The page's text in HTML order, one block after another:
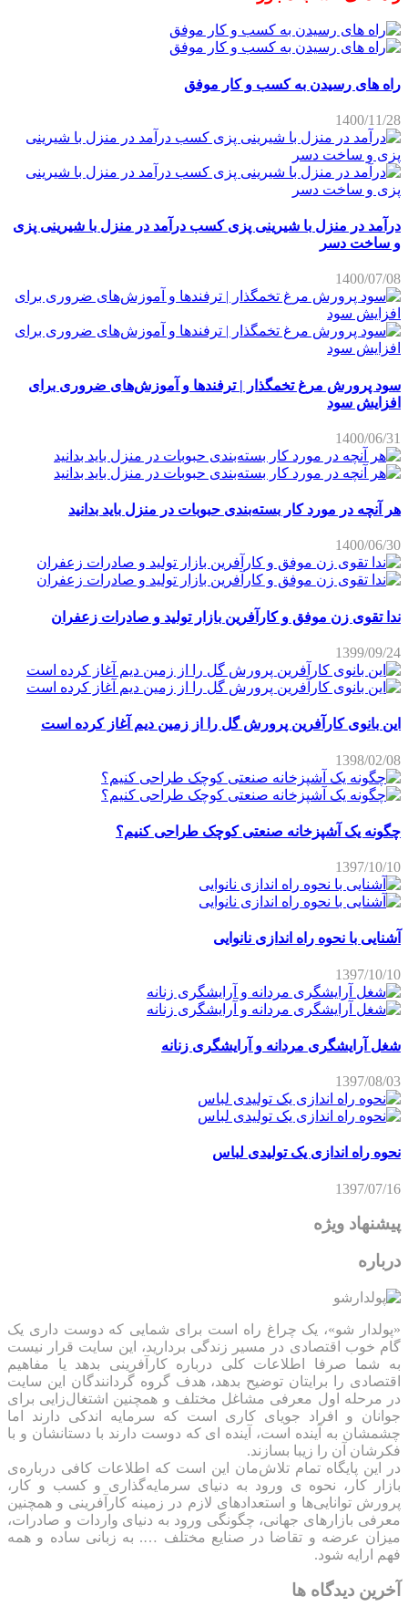
راه های رسیدن به کسب و کار موفق
1400/11/28
درآمد در منزل با شیرینی پزی کسب درآمد در منزل با شیرینی پزی
و ساخت دسر
1400/07/08
سود پرورش مرغ تخمگذار | ترفندها و آموزش‌های ضروری برای
افزایش سود
1400/06/31
هر آنچه در مورد کار بسته‌بندی حبوبات در منزل باید بدانید
1400/06/30
ندا تقوی زن موفق و کارآفرین بازار تولید و صادرات زعفران
1399/09/24
این بانوی کارآفرین پرورش گل را از زمین دیم آغاز کرده است
1398/02/08
چگونه یک آشپزخانه صنعتی کوچک طراحی کنیم؟
1397/10/10
آشنایی با نحوه راه اندازی نانوایی
1397/10/10
شغل آرایشگری مردانه و آرایشگری زنانه
1397/08/03
نحوه راه اندازی یک تولیدی لباس
1397/07/16
پیشنهاد ویژه
درباره
«پولدار شو»، یک چراغ راه است برای شمایی که دوست داری یک
گام خوب اقتصادی در مسیر زندگی بردارید، این سایت قرار نیست
به شما صرفا اطلاعات کلی درباره کارآفرینی بدهد یا مفاهیم
اقتصادی را برایتان توضیح بدهد، هدف گروه گردانندگان این سایت
در مرحله اول معرفی مشاغل مختلف و همچنین اشتغال‌زایی برای
جوانان و افراد جویای کاری است که سرمایه اندکی دارند اما
چشمشان به آینده است، آینده ای که دوست دارند با دستانشان و با
فکرشان آن را زیبا بسازند.
در این پایگاه تمام تلاش‌مان این است که ‌اطلاعات کافی درباره‌ی
بازار کار، نحوه ی ورود به دنیای سرمایه‌گذاری و کسب و کار،
پرورش توانایی‌ها و استعدادهای لازم در زمینه کارآفرینی و همچنین
معرفی بازارهای جهانی، چگونگی ورود به دنیای واردات و صادرات،
میزان عرضه و تقاضا در صنایع مختلف …. به زبانی ساده و همه
فهم ارایه شود.
آخرین دیدگاه ها